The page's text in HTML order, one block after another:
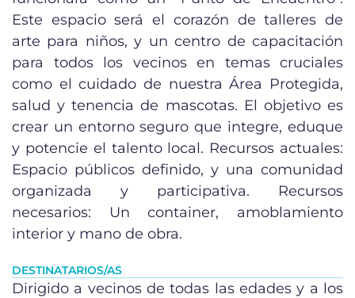
Este espacio será el corazón de talleres de
arte para niños, y un centro de capacitación
para todos los vecinos en temas cruciales
como el cuidado de nuestra Área Protegida,
salud y tenencia de mascotas. El objetivo es
crear un entorno seguro que integre, eduque
y potencie el talento local. Recursos actuales:
Espacio públicos definido, y una comunidad
organizada y participativa. Recursos
necesarios: Un container, amoblamiento
interior y mano de obra.
DESTINATARIOS/AS
Dirigido a vecinos de todas las edades y a los